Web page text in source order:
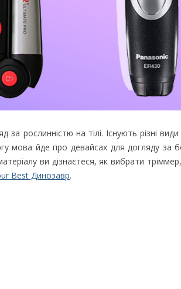
рослинністю на тілі. Існують різні
мова йде про девайсах для догляду за
ви дізнаєтеся, як вибрати
Best Динозавр.